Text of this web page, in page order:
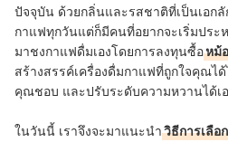
ปัจจุบัน ด้วยกลิ่นและรสชาติที่เป็นเอก
กาแฟทุกวันแต่ก็มีคนที่อยากจะเริ่มปร
มาชงกาแฟดื่มเองโดยการลงทุนซื้อหม้
สร้างสรรค์เครื่องดื่มกาแฟที่ถูกใจคุณไ
คุณชอบ และปรับระดับความหวานได้เ
ในวันนี้ เราจึงจะมาแนะนำวิธีการเลือ